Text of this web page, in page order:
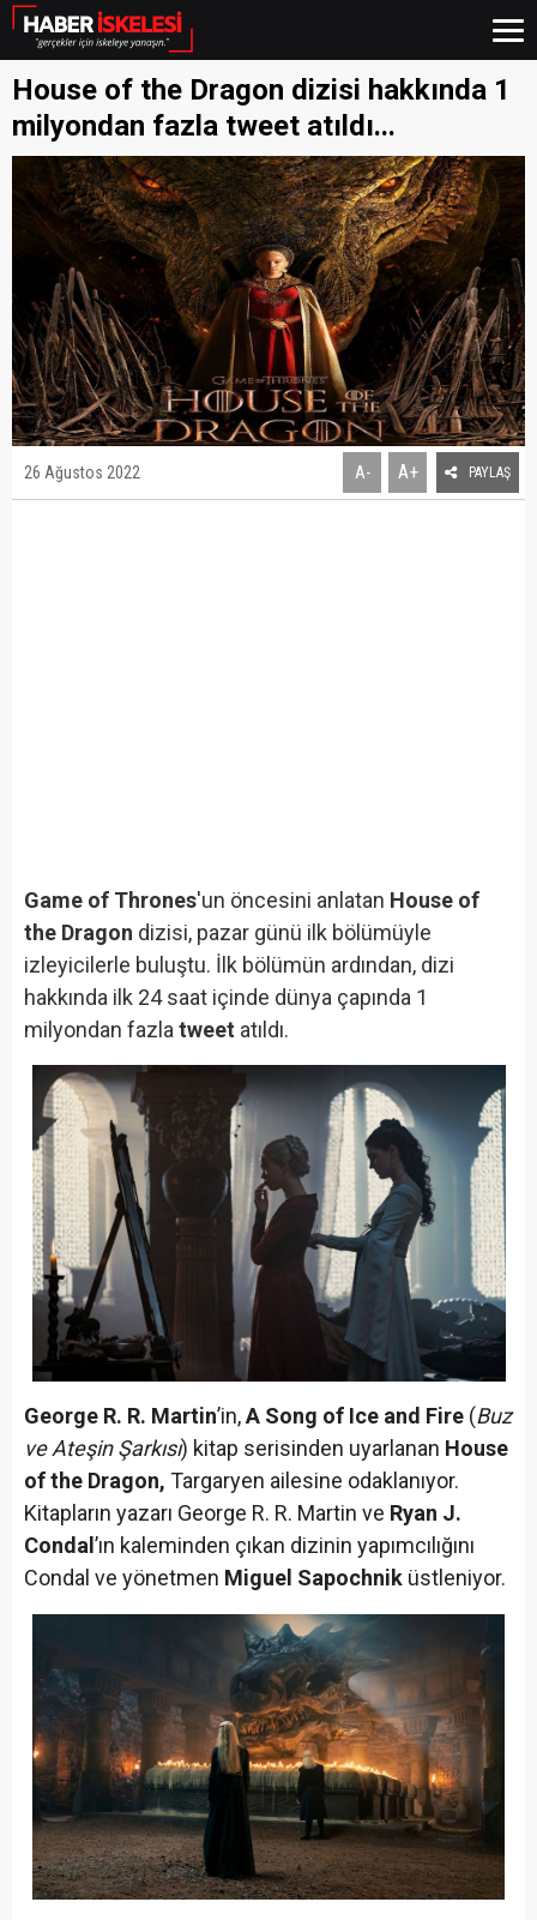
House of the Dragon dizisi hakkında 1
milyondan fazla tweet atıldı...
26 Ağustos 2022 A- A+ PAYLAŞ
Game of Thrones'un öncesini anlatan House of
the Dragon dizisi, pazar günü ilk bölümüyle
izleyicilerle buluştu. İlk bölümün ardından, dizi
hakkında ilk 24 saat içinde dünya çapında 1
milyondan fazla tweet atıldı.
George R. R. Martin’in,A Song of Ice and Fire (Buz
ve Ateşin Şarkısı) kitap serisinden uyarlanan House
of the Dragon, Targaryen ailesine odaklanıyor.
Kitapların yazarı George R. R. Martin ve Ryan J.
Condal ’ın kaleminden çıkan dizinin yapımcılığını
Condal ve yönetmen Miguel Sapochnik üstleniyor.